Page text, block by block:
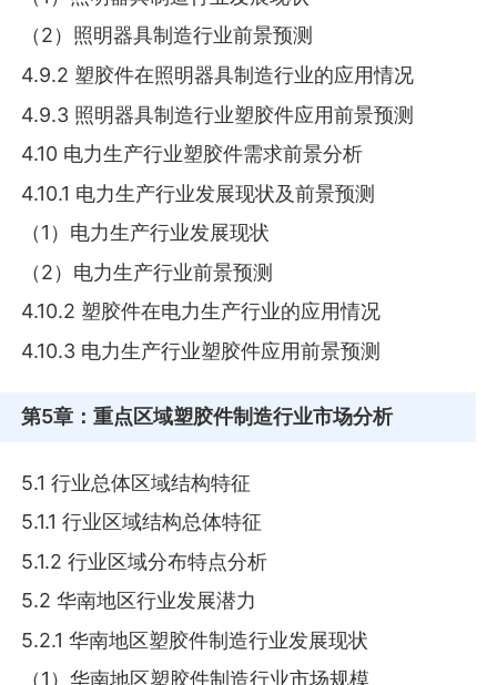
（2）照明器具制造行业前景预测
4.9.2 塑胶件在照明器具制造行业的应用情况
4.9.3 照明器具制造行业塑胶件应用前景预测
4.10 电力生产行业塑胶件需求前景分析
4.10.1 电力生产行业发展现状及前景预测
（1）电力生产行业发展现状
（2）电力生产行业前景预测
4.10.2 塑胶件在电力生产行业的应用情况
4.10.3 电力生产行业塑胶件应用前景预测
第5章 ：重点区域塑胶件制造行业市场分析
5.1 行业总体区域结构特征
5.1.1 行业区域结构总体特征
5.1.2 行业区域分布特点分析
5.2 华南地区行业发展潜力
5.2.1 华南地区塑胶件制造行业发展现状
（1）华南地区塑胶件制造行业市场规模